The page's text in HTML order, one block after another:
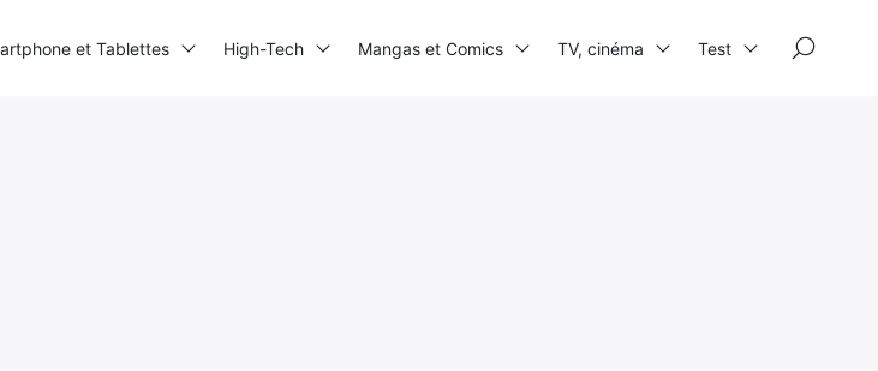
et Tablettes High-Tech Mangas et Comics TV, cinéma Test